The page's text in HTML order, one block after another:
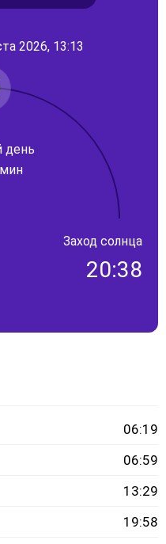
2026, 13:13
день
Заход солнца
20:38
06:19
06:59
13:29
19:58